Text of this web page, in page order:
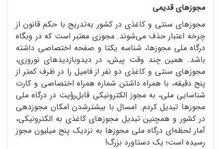
مجوزهای قدیمی
مجوزهای سنتی و کاغذی در کشور به‌تدریج با حکم قانون از
چرخه اعتبار حذف می‌شوند. مجوزی معتبر است که در وبگاه
درگاه ملی مجوزها، شناسه یکتا و صفحه اختصاصی داشته
باشد. همین چند وقت پیش، در دیدوبازدیدهای نوروزی،
مجوزهای سنتی و کاغذی دو نفر از فامیل را در ظرف کمتر از
پنج‌ دقیقه، با همراه داشتن شماره همراه اختصاصی و کارت
شناسایی ملی، به مجوز الکترونیکی قابل‌رؤیت در درگاه ملی
مجوزها تبدیل کردم. امسال با بیشترشدن امکان مجوزدهی
در کشور و همچنین تبدیل مجوزهای کاغذی به الکترونیکی،
آمار لحظه‌ای درگاه ملی مجوزها به نزدیک پنج میلیون مجوز
رسیده است؛ یک دستاورد بزرگ!